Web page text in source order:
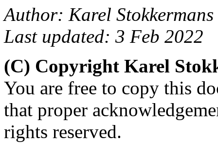
Author: Karel Stokkermans
Last updated: 3 Feb 2022
(C) Copyright Karel
You are free to copy this
that proper
rights reserved.